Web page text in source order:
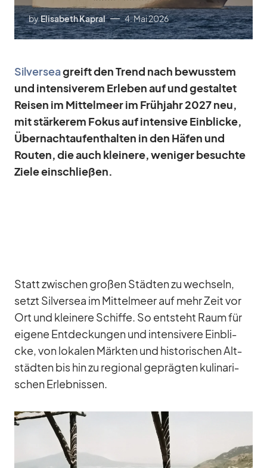
byElisabeth Kapral 4. Mai 2026
Sil­ver­seagreift den Trend nach be­wuss­tem
und in­ten­si­ve­rem Er­le­ben auf und ge­stal­tet
Rei­sen im Mit­tel­meer im Früh­jahr 2027 neu,
mit stär­ke­rem Fo­kus auf in­ten­sive Ein­bli­cke,
Über­nacht­auf­ent­hal­ten in den Hä­fen und
Rou­ten, die auch klei­nere, we­ni­ger be­suchte
Ziele ein­schlie­ßen.
Statt zwi­schen gro­ßen Städ­ten zu wech­seln,
setzt Sil­ver­sea im Mit­tel­meer auf mehr Zeit vor
Ort und klei­nere Schiffe. So ent­steht Raum für
ei­gene Ent­de­ckun­gen und in­ten­si­vere Ein­bli­
cke, von lo­ka­len Märk­ten und his­to­ri­schen Alt­
städ­ten bis hin zu re­gio­nal ge­präg­ten ku­li­na­ri­
schen Er­leb­nis­sen.